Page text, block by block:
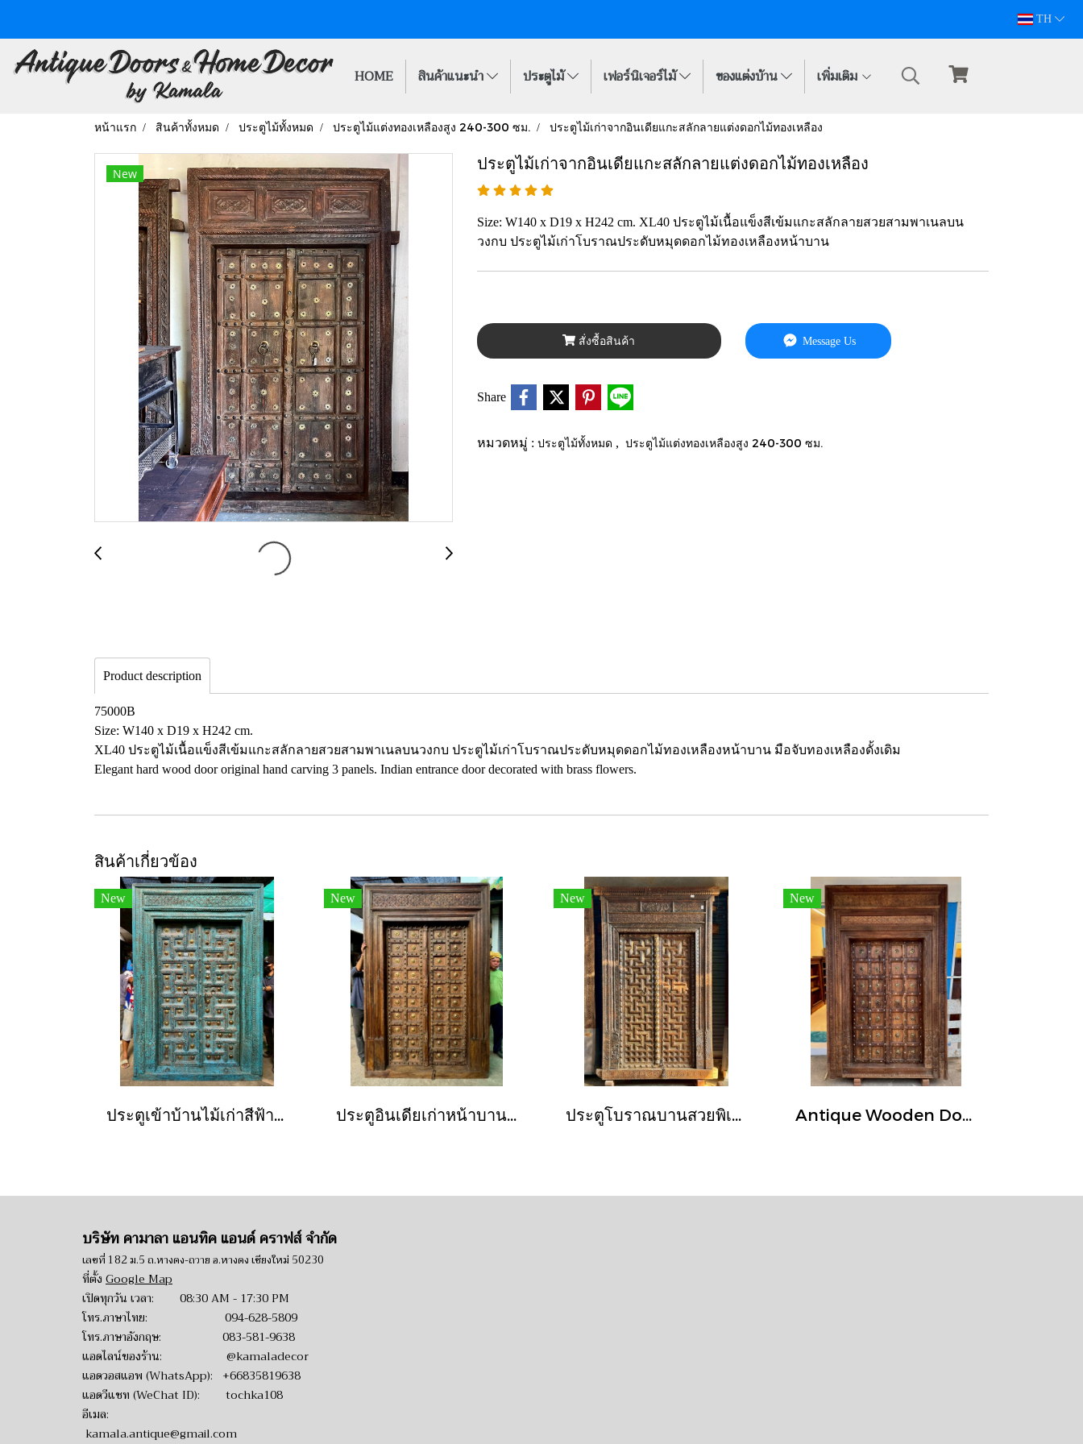
TH
HOME สินค้าแนะนำ ประตูไม้ เฟอร์นิเจอร์ไม้ ของแต่งบ้าน เพิ่มเติม
หน้าแรก สินค้าทั้งหมด ประตูไม้ทั้งหมด ประตูไม้แต่งทองเหลืองสูง 240-300 ซม. ประตูไม้เก่าจากอินเดียแกะสลักลายแต่งดอกไม้ทองเหลือง
New
ประตูไม้เก่าจากอินเดียแกะสลักลายแต่งดอกไม้ทองเหลือง
Size: W140 x D19 x H242 cm. XL40 ประตูไม้เนื้อแข็งสีเข้มแกะสลักลายสวยสามพาเนลบน
วงกบ ประตูไม้เก่าโบราณประดับหมุดดอกไม้ทองเหลืองหน้าบาน
สั่งซื้อสินค้า Message Us
Share
หมวดหมู่ : ประตูไม้ทั้งหมด , ประตูไม้แต่งทองเหลืองสูง 240-300 ซม.
Product description
75000B
Size: W140 x D19 x H242 cm.
XL40 ประตูไม้เนื้อแข็งสีเข้มแกะสลักลายสวยสามพาเนลบนวงกบ ประตูไม้เก่าโบราณประดับหมุดดอกไม้ทองเหลืองหน้าบาน มือจับทองเหลืองดั้งเดิม
Elegant hard wood door original hand carving 3 panels. Indian entrance door decorated with brass flowers.
สินค้าเกี่ยวข้อง
New
ประตูเข้าบ้านไม้เก่าสีฟ้าแต่งคู่ทองเหลืองเต็มหน้าบาน
New
ประตูอินเดียเก่าหน้าบานประดับหมุดทองเหลืองใหญ่เล็กจัดเต็ม
New
ประตูโบราณบานสวยพิเศษ ตัวบานประดับแผ่นทองเหลือง
New
Antique Wooden Door
บริษัท คามาลา แอนทิค แอนด์ คราฟส์ จำกัด
เลขที่ 182 ม.5 ถ.หางดง-ถวาย อ.หางดง เชียงใหม่ 50230
ที่ตั้ง Google Map
เปิดทุกวัน เวลา: 08:30 AM - 17:30 PM
โทร.ภาษาไทย: 094-628-5809
โทร.ภาษาอังกฤษ: 083-581-9638
แอดไลน์ของร้าน: @kamaladecor
แอดวอสแอพ (WhatsApp): +66835819638
แอดวีแชท (WeChat ID): tochka108
อีเมล:
kamala.antique@gmail.com